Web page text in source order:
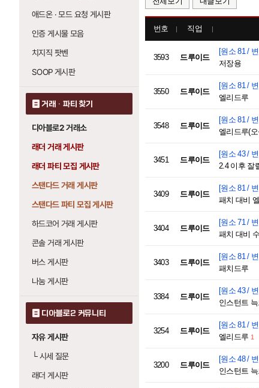
애드온 · 모드 요청 게시판
인증 게시물 모음
치지직 팟벤
SOOP 게시판
거래 · 파티 찾기
디아블로2 거래소
래더 거래 게시판
래더 파티 모집 게시판
스탠다드 거래 게시판
스탠다드 파티 모집 게시판
하드코어 거래 게시판
콘솔 거래 게시판
버스 게시판
나눔 게시판
디아블로2 커뮤니티
자유 게시판
└시세 질문
래더 게시판
번호 직업
3593 드루이드
[원소 81 /
저장용
3550 드루이드
[원소 81 /
엘리드루
3548 드루이드
[원소 81 /
엘리드루(
3451 드루이드
[원소 43 /
2.4 이후 잘
3409 드루이드
[원소 81 /
패치 대비
3404 드루이드
[원소 71 /
패치 대비
3403 드루이드
[원소 81 /
패치드루
3384 드루이드
[원소 43 /
인스턴트
3254 드루이드
[원소 81 /
엘리드루 1
3200 드루이드
[원소 48 /
인스턴트